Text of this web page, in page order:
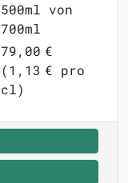
500ml von
700ml
79,00 €
(1,13 € pro
cl)